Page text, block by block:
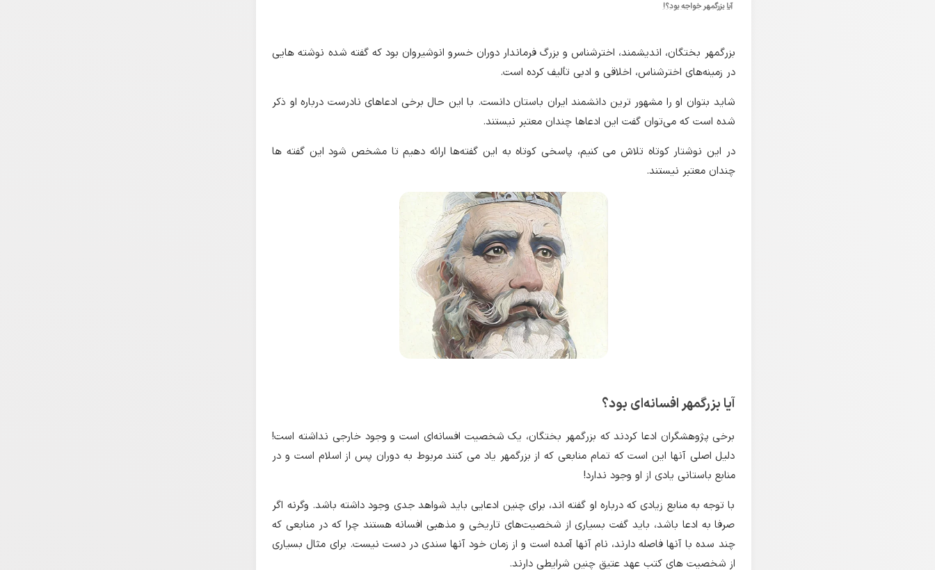
آیا بزرگمهر خواجه بود؟!
بزرگمهر بختگان، اندیشمند، اخترشناس و بزرگ فرماندار دوران خسرو انوشیروان بود که گفته شده نوشته هایی
در زمینه‌های اخترشناس، اخلاقی و ادبی تألیف کرده است.
شاید بتوان او را مشهور ترین دانشمند ایران باستان دانست. با این حال برخی ادعاهای نادرست درباره او ذکر
شده است که می‌توان گفت این ادعاها چندان معتبر نیستند.
در این نوشتار کوتاه تلاش می کنیم، پاسخی کوتاه به این گفته‌ها ارائه دهیم تا مشخص شود این گفته ها
چندان معتبر نیستند.
آیا بزرگمهر افسانه‌ای بود؟
برخی پژوهشگران ادعا کردند که بزرگمهر بختگان، یک شخصیت افسانه‌ای است و وجود خارجی نداشته است!
دلیل اصلی آنها این است که تمام منابعی که از بزرگمهر یاد می کنند مربوط به دوران پس از اسلام است و در
منابع باستانی یادی از او وجود ندارد!
با توجه به منابع زیادی که درباره او گفته اند، برای چنین ادعایی باید شواهد جدی وجود داشته باشد. وگرنه اگر
صرفا به ادعا باشد، باید گفت بسیاری از شخصیت‌های تاریخی و مذهبی افسانه هستند چرا که در منابعی که
چند سده با آنها فاصله دارند، نام آنها آمده است و از زمان خود آنها سندی در دست نیست. برای مثال بسیاری
از شخصیت های کتب عهد عتیق چنین شرایطی دارند.